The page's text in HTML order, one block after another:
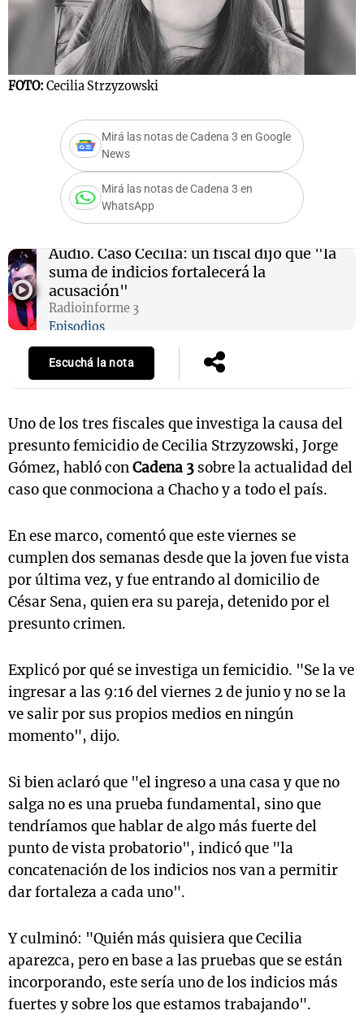
FOTO: Cecilia Strzyzowski
Mirá las notas de Cadena 3 en Google
News
Mirá las notas de Cadena 3 en
WhatsApp
Audio. Caso Cecilia: un fiscal dijo que "la
suma de indicios fortalecerá la
acusación"
Radioinforme 3
Episodios
Escuchá la nota
Uno de los tres fiscales que investiga la causa del
presunto femicidio de Cecilia Strzyzowski, Jorge
Gómez, habló conCadena 3 sobre la actualidad del
caso que conmociona a Chacho y a todo el país.
En ese marco, comentó que este viernes se
cumplen dos semanas desde que la joven fue vista
por última vez, y fue entrando al domicilio de
César Sena, quien era su pareja, detenido por el
presunto crimen.
Explicó por qué se investiga un femicidio. "Se la ve
ingresar a las 9:16 del viernes 2 de junio y no se la
ve salir por sus propios medios en ningún
momento", dijo.
Si bien aclaró que "el ingreso a una casa y que no
salga no es una prueba fundamental, sino que
tendríamos que hablar de algo más fuerte del
punto de vista probatorio", indicó que "la
concatenación de los indicios nos van a permitir
dar fortaleza a cada uno".
Y culminó: "Quién más quisiera que Cecilia
aparezca, pero en base a las pruebas que se están
incorporando, este sería uno de los indicios más
fuertes y sobre los que estamos trabajando".
Notas
Mundial 2026
Notas
Cadena 3